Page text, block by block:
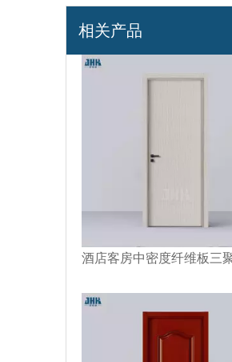
相关产品
2面板设计三聚氰胺木门